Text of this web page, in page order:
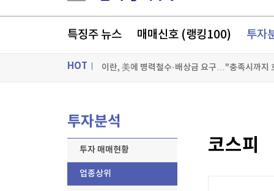
특징주 뉴스 매매신호 (랭킹100) 투자
HOT
우크라, '40일 작전' 성공 선언…"러 물류망 17조
이란, 美에 병력철수·배상금 요구…"충족시까지
'보름달 빵' 이젠 2천원이라니...삼립, 빵값 평균
"나야, '흑백요리사' 시즌3"
[온에어] 국고처 4부
김민석, 강원·TK 경선서 '4%p차' 승리…누적득
한국경제TV
머니팜 모닝라이브
굿모닝 작전
오늘장 뭐사지?
증권
투자분석
투자 매매현황
업종상위
코스피